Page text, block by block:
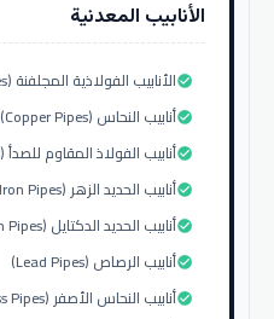
الأنابيب المعدنية
الأنابيب الفولاذية المجلفنة (Galvanized Steel Pipes)check_circle
أنابيب النحاس (Copper Pipes)check_circle
أنابيب الفولاذ المقاوم للصدأ (Stainless Steel Pipes)check_circle
أنابيب الحديد الزهر (Cast Iron Pipes)check_circle
أنابيب الحديد الدكتايل (Ductile Iron Pipes)check_circle
أنابيب الرصاص (Lead Pipes)check_circle
أنابيب النحاس الأصفر (Brass Pipes)check_circle